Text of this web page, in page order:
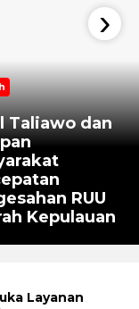
Taliawo dan
RUU
Kepulauan
›
Layanan